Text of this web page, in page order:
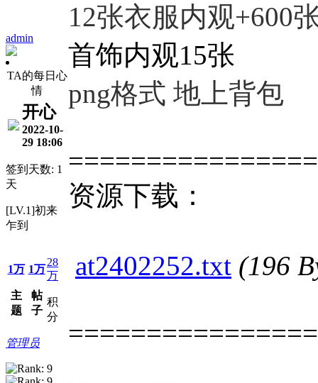
admin
TA的每日心
情
开心
2022-10-
29 18:06
签到天数: 1
天
[LV.1]初来
乍到
1万
主
题
1万
帖
子
28
万
积
分
管理员
12张衣服内观+600
首饰内观15张
png格式 地上背包
资源下载：
at2402252.txt (196